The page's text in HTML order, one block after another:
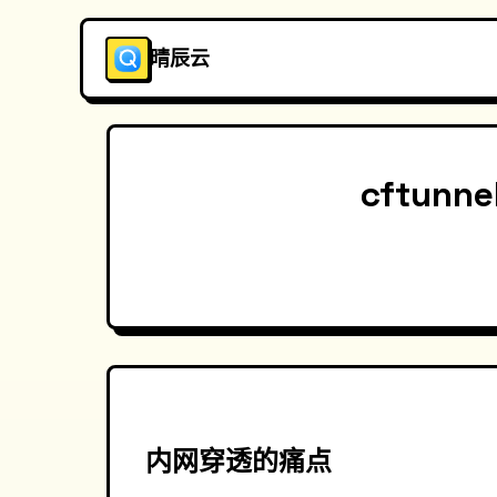
晴辰云
内网穿透的痛点